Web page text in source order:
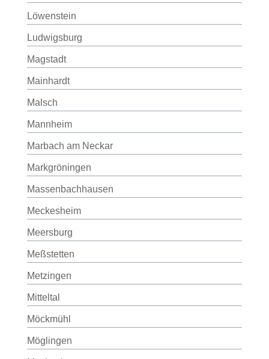
Löwenstein
Ludwigsburg
Magstadt
Mainhardt
Malsch
Mannheim
Marbach am Neckar
Markgröningen
Massenbachhausen
Meckesheim
Meersburg
Meßstetten
Metzingen
Mitteltal
Möckmühl
Möglingen